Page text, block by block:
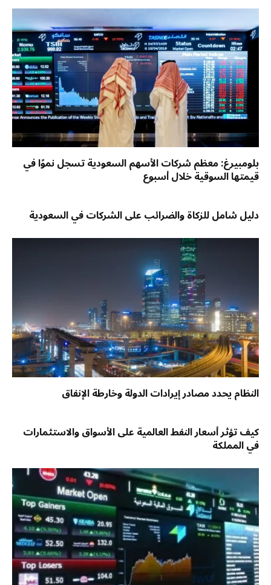
بلومبيرغ: معظم شركات الأسهم السعودية تسجل نموًا في
قيمتها السوقية خلال أسبوع
دليل شامل للزكاة والضرائب على الشركات في السعودية
النظام يحدد مصادر إيرادات الدولة وخارطة الإنفاق
كيف تؤثر أسعار النفط العالمية على الأسواق والاستثمارات
في المملكة